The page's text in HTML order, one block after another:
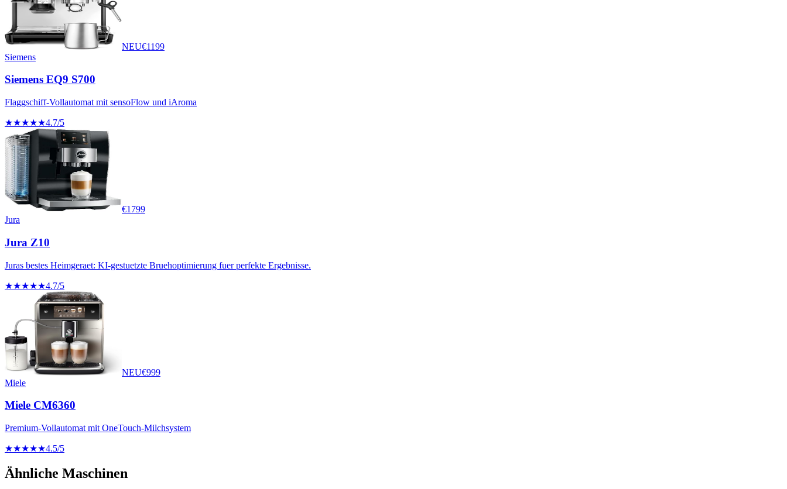
NEU€1199
Siemens
Siemens EQ9 S700
Flaggschiff-Vollautomat mit sensoFlow und iAroma
★★★★★4.7/5
€1799
Jura
Jura Z10
Juras bestes Heimgeraet: KI-gestuetzte Bruehoptimierung fuer perfekte Ergebnisse.
★★★★★4.7/5
NEU€999
Miele
Miele CM6360
Premium-Vollautomat mit OneTouch-Milchsystem
★★★★★4.5/5
Ähnliche Maschinen